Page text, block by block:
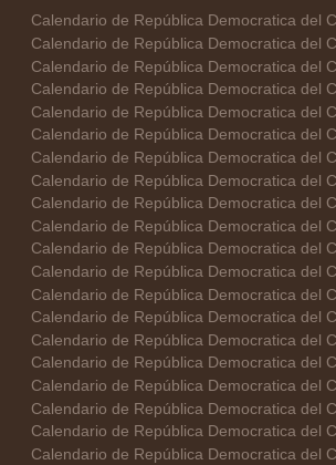
Calendario de República Democratica del
Calendario de República Democratica del
Calendario de República Democratica del
Calendario de República Democratica del
Calendario de República Democratica del
Calendario de República Democratica del
Calendario de República Democratica del
Calendario de República Democratica del
Calendario de República Democratica del
Calendario de República Democratica del
Calendario de República Democratica del
Calendario de República Democratica del
Calendario de República Democratica del
Calendario de República Democratica del
Calendario de República Democratica del
Calendario de República Democratica del
Calendario de República Democratica del
Calendario de República Democratica del
Calendario de República Democratica del
Calendario de República Democratica del